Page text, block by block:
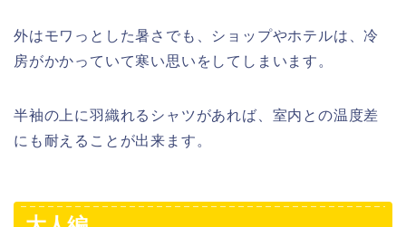
外はモワっとした暑さでも、ショップやホテルは、冷
房がかかっていて寒い思いをしてしまいます。
半袖の上に羽織れるシャツがあれば、室内との温度差
にも耐えることが出来ます。